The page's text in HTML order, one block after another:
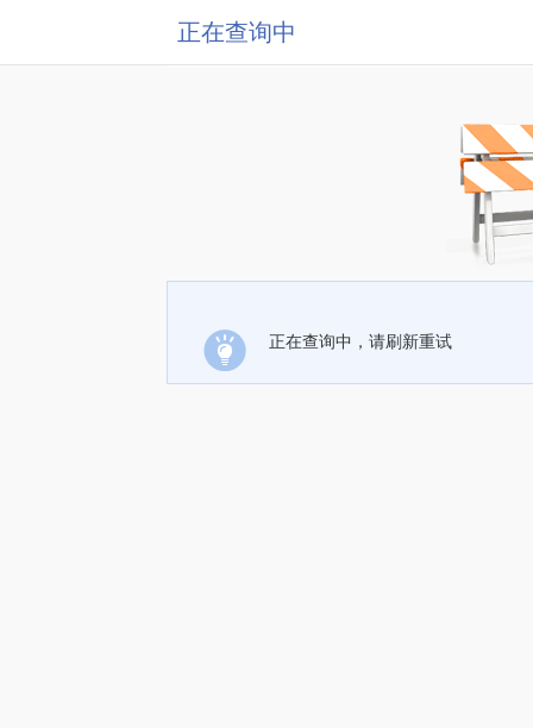
正在查询中
正在查询中，请刷新重试